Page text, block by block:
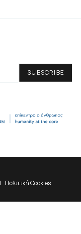
Πολιτική Cookies